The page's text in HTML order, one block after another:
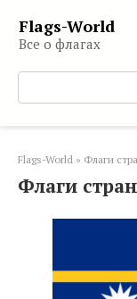
контенту
Flags-World
Все о флагах
Поиск:
Flags-World » Флаги
Флаги